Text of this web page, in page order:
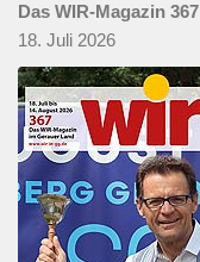
Das WIR-Magazin 367
18. Juli 2026